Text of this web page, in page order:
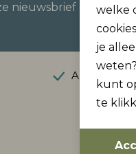
nieuwsbrief enwelke
je
kunt
te